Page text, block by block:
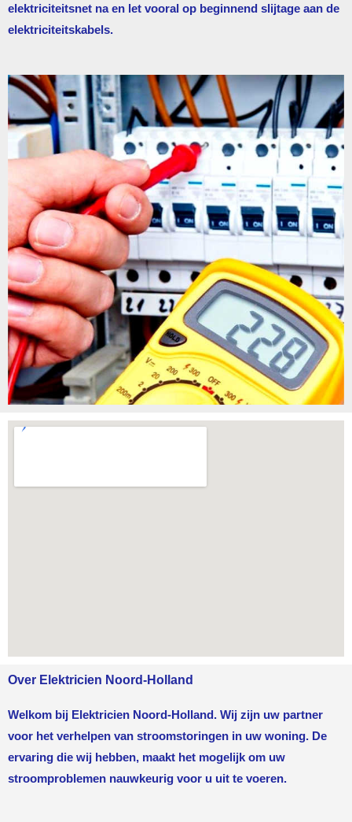
elektriciteitsnet na en let vooral op beginnend slijtage aan de
elektriciteitskabels.
Over Elektricien Noord-Holland
Welkom bij Elektricien Noord-Holland. Wij zijn uw partner
voor het verhelpen van stroomstoringen in uw woning. De
ervaring die wij hebben, maakt het mogelijk om uw
stroomproblemen nauwkeurig voor u uit te voeren.